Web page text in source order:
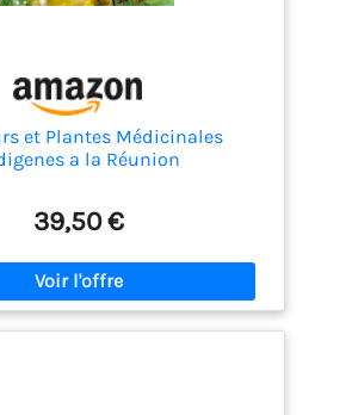
et Plantes Médicinales
a la Réunion
39,50 €